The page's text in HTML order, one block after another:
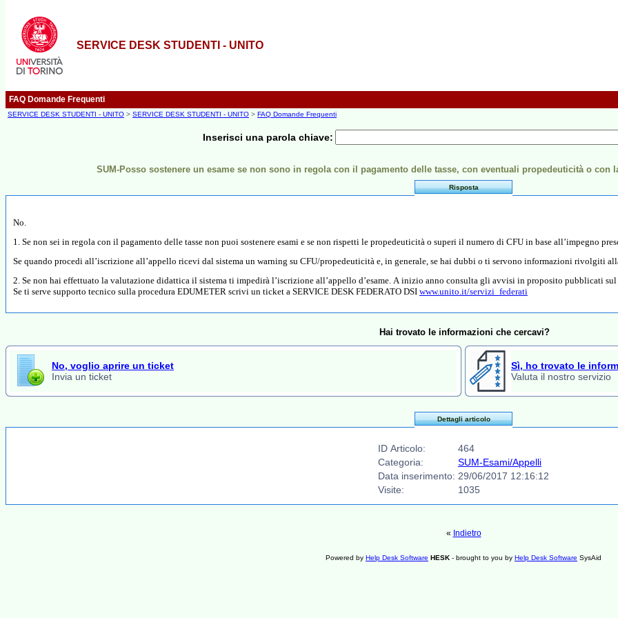
SERVICE DESK STUDENTI - UNITO
FAQ Domande Frequenti
SERVICE DESK STUDENTI - UNITO > SERVICE DESK STUDENTI - UNITO > FAQ Domande Frequenti
Inserisci una parola chiave:
SUM-Posso sostenere un esame se non sono in regola con il pagamento delle tasse, con eventuali propedeuticità o con
Risposta
No.
1. Se non sei in regola con il pagamento delle tasse non puoi sostenere esami e se non rispetti le propedeuticità o superi il numero di CFU in base all’impegno
Se quando procedi all’iscrizione all’appello ricevi dal sistema un warning su CFU/propedeuticità e, in generale, se hai dubbi o ti servono informazioni rivolgiti
2. Se non hai effettuato la valutazione didattica il sistema ti impedirà l’iscrizione all’appello d’esame. A inizio anno consulta gli avvisi in proposito pubblicati
Se ti serve supporto tecnico sulla procedura EDUMETER scrivi un ticket a SERVICE DESK FEDERATO DSI www.unito.it/servizi_federati
Hai trovato le informazioni che cercavi?
No, voglio aprire un ticket
Invia un ticket
Sì, ho trovato le
Valuta il nostro servizio
Dettagli articolo
ID Articolo:
464
Categoria:
SUM-Esami/Appelli
Data inserimento: 29/06/2017 12:16:12
Visite:
1035
« Indietro
Powered by Help Desk Software HESK - brought to you by Help Desk Software SysAid